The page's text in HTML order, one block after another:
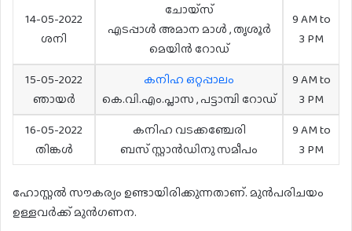
14-05-2022
ശനി
ചോയ്സ്
എടപ്പാൾ അമാന മാൾ , തൃശൂർ
മെയിൻ റോഡ്
9 AM to
3 PM
15-05-2022
ഞായർ
കനിഹ ഒറ്റപ്പാലം
കെ.വി.എം.പ്ലാസ , പട്ടാമ്പി റോഡ്
9 AM to
3 PM
16-05-2022
തിങ്കൾ
കനിഹ വടക്കഞ്ചേരി
ബസ് സ്റ്റാൻഡിനു സമീപം
9 AM to
3 PM
ഹോസ്റ്റൽ സൗകര്യം ഉണ്ടായിരിക്കുന്നതാണ്. മുൻപരിചയം
ഉള്ളവർക്ക് മുൻഗണന.